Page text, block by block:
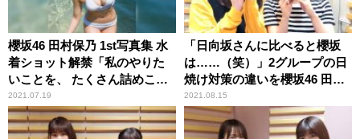
櫻坂46 田村保乃 1st写真集 水
着ショット解禁「私のやりた
いことを、 たくさん詰めこん
でもらいました」
2021.07.19
「日向坂さんに比べると櫻坂
は……（笑）」2グループの日
焼け対策の違いを櫻坂46 田村
保乃＆尾関梨香が振り返る
2021.08.15